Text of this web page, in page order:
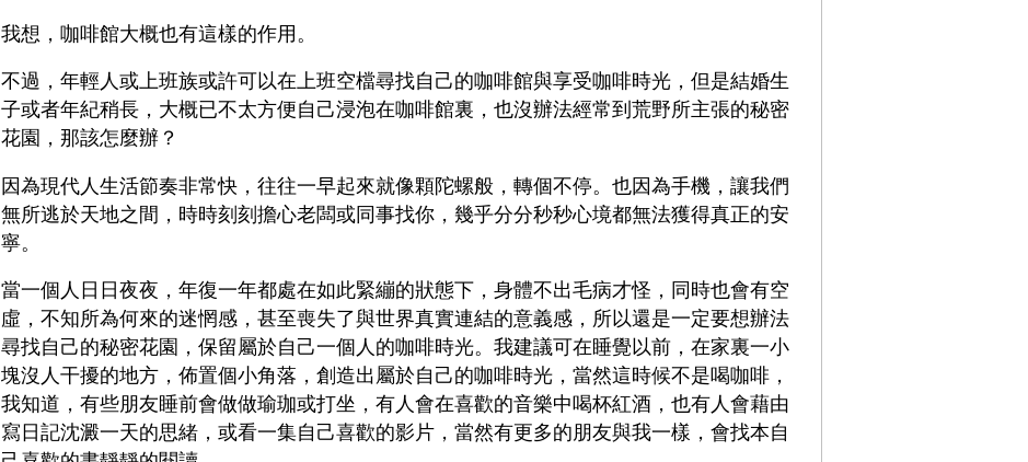
我想，咖啡館大概也有這樣的作用。
不過，年輕人或上班族或許可以在上班空檔尋找自己的咖啡館與享受咖啡時光，但是結婚生
子或者年紀稍長，大概已不太方便自己浸泡在咖啡館裏，也沒辦法經常到荒野所主張的秘密
花園，那該怎麼辦？
因為現代人生活節奏非常快，往往一早起來就像顆陀螺般，轉個不停。也因為手機，讓我們
無所逃於天地之間，時時刻刻擔心老闆或同事找你，幾乎分分秒秒心境都無法獲得真正的安
寧。
當一個人日日夜夜，年復一年都處在如此緊繃的狀態下，身體不出毛病才怪，同時也會有空
虛，不知所為何來的迷惘感，甚至喪失了與世界真實連結的意義感，所以還是一定要想辦法
尋找自己的秘密花園，保留屬於自己一個人的咖啡時光。我建議可在睡覺以前，在家裏一小
塊沒人干擾的地方，佈置個小角落，創造出屬於自己的咖啡時光，當然這時候不是喝咖啡，
我知道，有些朋友睡前會做做瑜珈或打坐，有人會在喜歡的音樂中喝杯紅酒，也有人會藉由
寫日記沈澱一天的思緒，或看一集自己喜歡的影片，當然有更多的朋友與我一樣，會找本自